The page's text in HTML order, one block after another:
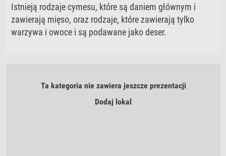
Istnieją rodzaje cymesu, które są daniem głównym i
zawierają mięso, oraz rodzaje, które zawierają tylko
warzywa i owoce i są podawane jako deser.
Ta kategoria nie zawiera jeszcze prezentacji
Dodaj lokal